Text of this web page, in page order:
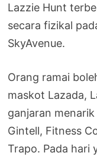
Lazzie Hunt
secara fizikal
SkyAvenue.
Orang ramai
maskot Lazada,
ganjaran
Gintell, Fitness
Trapo. Pada hari